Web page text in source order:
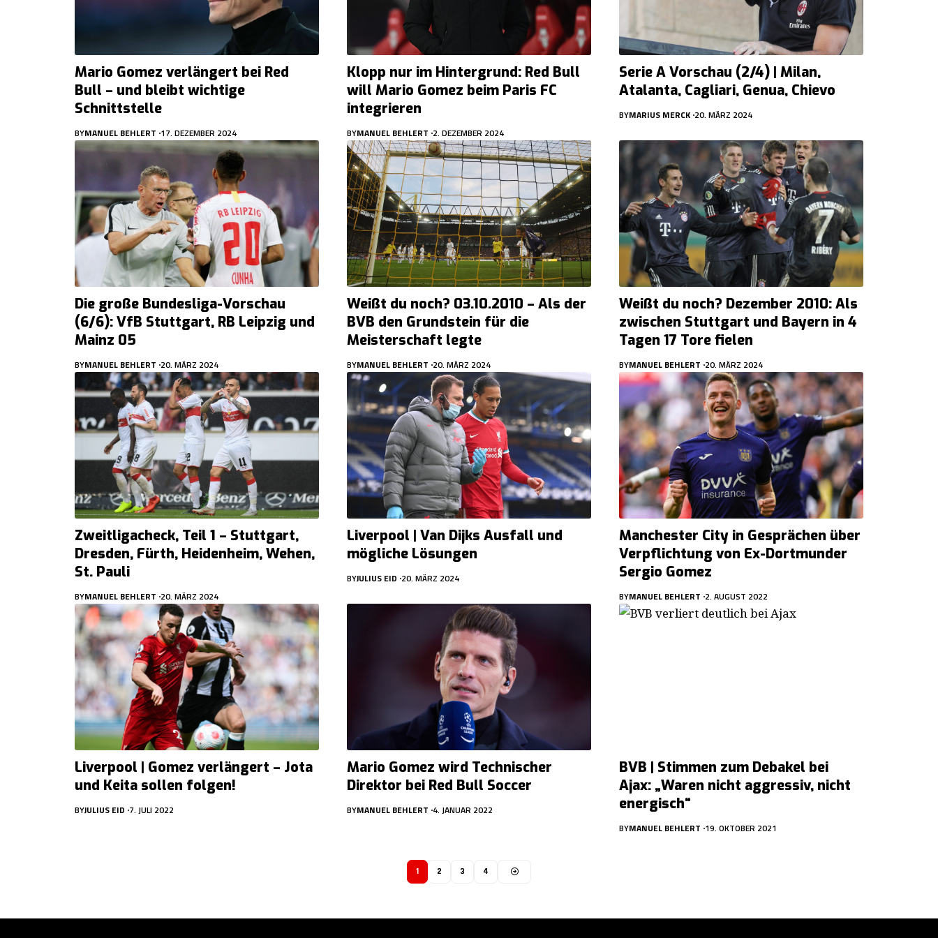
Mario Gomez verlängert bei Red
Bull – und bleibt wichtige
Schnittstelle
BYMANUEL BEHLERT 17. DEZEMBER 2024
Klopp nur im Hintergrund: Red Bull
will Mario Gomez beim Paris FC
integrieren
BYMANUEL BEHLERT 2. DEZEMBER 2024
Serie A Vorschau (2/4) | Milan,
Atalanta, Cagliari, Genua, Chievo
BYMARIUS MERCK 20. MÄRZ 2024
Die große Bundesliga-Vorschau
(6/6): VfB Stuttgart, RB Leipzig und
Mainz 05
BYMANUEL BEHLERT 20. MÄRZ 2024
Weißt du noch? 03.10.2010 – Als der
BVB den Grundstein für die
Meisterschaft legte
BYMANUEL BEHLERT 20. MÄRZ 2024
Weißt du noch? Dezember 2010: Als
zwischen Stuttgart und Bayern in 4
Tagen 17 Tore fielen
BYMANUEL BEHLERT 20. MÄRZ 2024
Zweitligacheck, Teil 1 – Stuttgart,
Dresden, Fürth, Heidenheim, Wehen,
St. Pauli
BYMANUEL BEHLERT 20. MÄRZ 2024
Liverpool | Van Dijks Ausfall und
mögliche Lösungen
BYJULIUS EID 20. MÄRZ 2024
Manchester City in Gesprächen über
Verpflichtung von Ex-Dortmunder
Sergio Gomez
BYMANUEL BEHLERT 2. AUGUST 2022
Liverpool | Gomez verlängert – Jota
und Keita sollen folgen!
BYJULIUS EID 7. JULI 2022
Mario Gomez wird Technischer
Direktor bei Red Bull Soccer
BYMANUEL BEHLERT 4. JANUAR 2022
BVB | Stimmen zum Debakel bei
Ajax: „Waren nicht aggressiv, nicht
energisch“
BYMANUEL BEHLERT 19. OKTOBER 2021
1 2 3 4